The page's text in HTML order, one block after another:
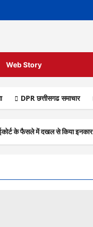
Web Story
DPR छत्तीसगढ समाचार
के फैसले में दखल से किया इनकार